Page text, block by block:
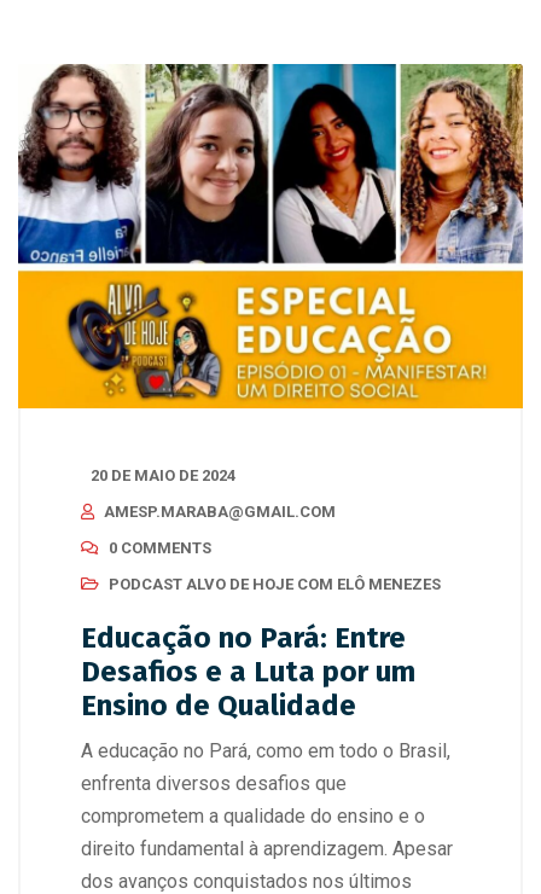
20 DE MAIO DE 2024
AMESP.MARABA@GMAIL.COM
0 COMMENTS
PODCAST ALVO DE HOJE COM ELÔ MENEZES
Educação no Pará: Entre
Desafios e a Luta por um
Ensino de Qualidade
A educação no Pará, como em todo o Brasil,
enfrenta diversos desafios que
comprometem a qualidade do ensino e o
direito fundamental à aprendizagem. Apesar
dos avanços conquistados nos últimos